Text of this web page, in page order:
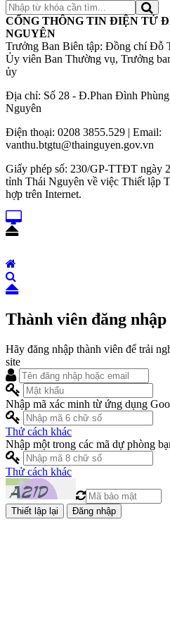
CỔNG THÔNG TIN ĐIỆN TỬ
NGUYÊN
Trưởng Ban Biên tập: Đồng chí Đỗ
Ủy viên Ban Thường vụ, Trưởng
ủy
Địa chỉ: Số 28 - Đ.Phan Đình
Nguyên
Điện thoại: 0208 3855.529 | Email:
vanthu.btgtu@thainguyen.gov.vn
Giấy phép số: 230/GP-TTĐT ngày
tỉnh Thái Nguyên về việc Thiết lập
hợp trên Internet.
Thành viên đăng nhập
Hãy đăng nhập thành viên để trải
site
Nhập mã xác minh từ ứng dụng
Thử cách khác
Nhập một trong các mã dự phòng
Thử cách khác
Đăng nhập